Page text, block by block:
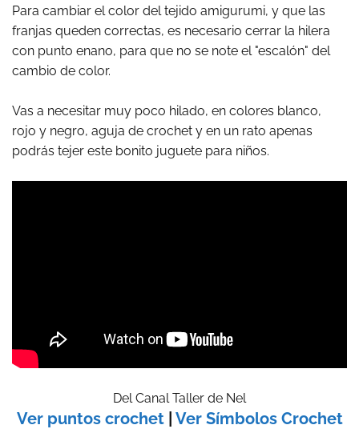
Para cambiar el color del tejido amigurumi, y que las
franjas queden correctas, es necesario cerrar la hilera
con punto enano, para que no se note el "escalón" del
cambio de color.
Vas a necesitar muy poco hilado, en colores blanco,
rojo y negro, aguja de crochet y en un rato apenas
podrás tejer este bonito juguete para niños.
Del Canal Taller de Nel
Ver puntos crochet| Ver Símbolos Crochet